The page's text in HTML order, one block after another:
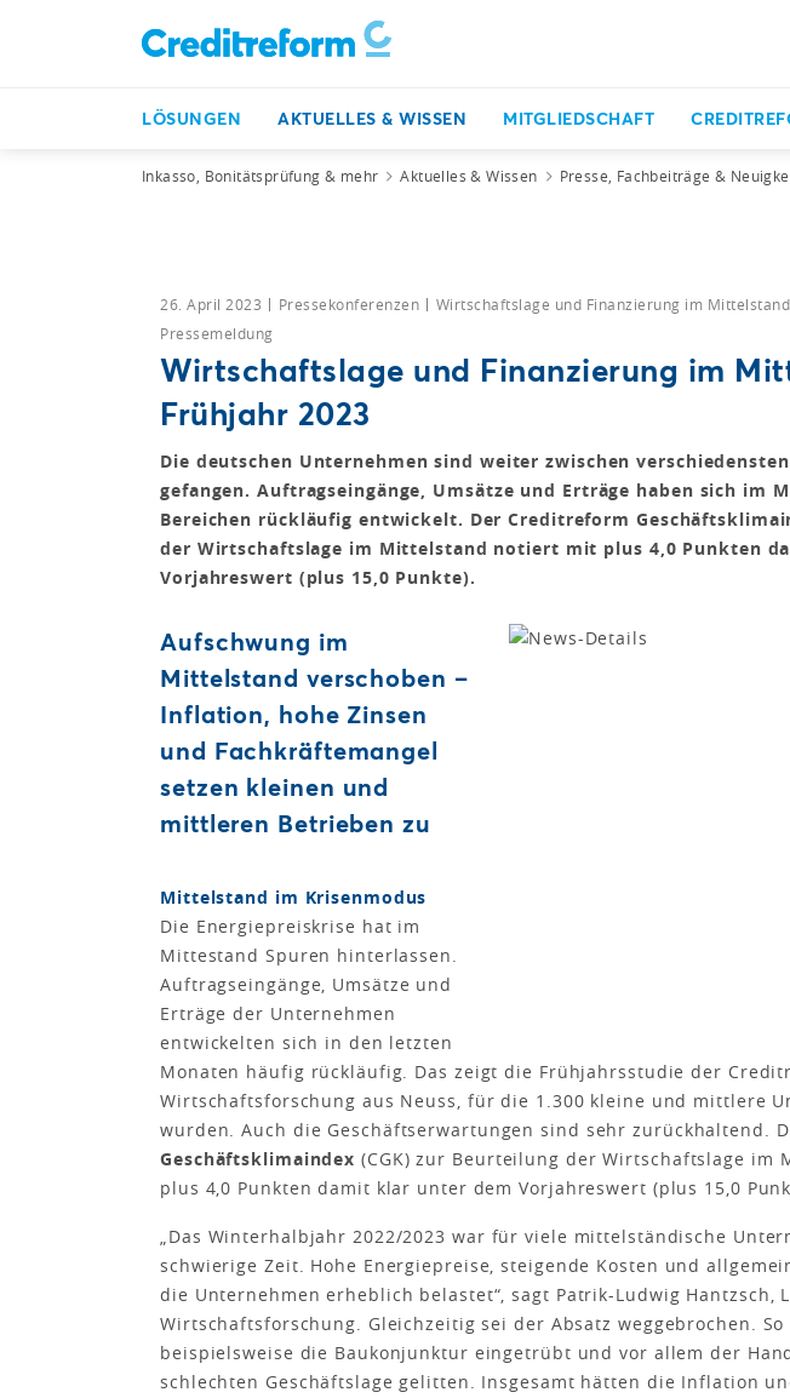
LÖSUNGEN AKTUELLES & WISSEN MITGLIEDSCHAFT
Inkasso, Bonitätsprüfung & mehr Aktuelles & Wissen Presse, Fachbeiträge &
26. April 2023 Pressekonferenzen Wirtschaftslage und Finanzierung im Mittelstand
Pressemeldung
Wirtschaftslage und Finanzierung im
Frühjahr 2023
Die deutschen Unternehmen sind weiter zwischen
gefangen. Auftragseingänge, Umsätze und Erträge haben sich im
Bereichen rückläufig entwickelt. Der Creditreform
der Wirtschaftslage im Mittelstand notiert mit plus 4,0 Punkten
Vorjahreswert (plus 15,0 Punkte).
Aufschwung im
Mittelstand verschoben –
Inflation, hohe Zinsen
und Fachkräftemangel
setzen kleinen und
mittleren Betrieben zu
Mittelstand im Krisenmodus
Die Energiepreiskrise hat im
Mittestand Spuren hinterlassen.
Auftragseingänge, Umsätze und
Erträge der Unternehmen
entwickelten sich in den letzten
Monaten häufig rückläufig. Das zeigt die Frühjahrsstudie der
Wirtschaftsforschung aus Neuss, für die 1.300 kleine und mittlere
wurden. Auch die Geschäftserwartungen sind sehr zurückhaltend.
Geschäftsklimaindex (CGK) zur Beurteilung der Wirtschaftslage
plus 4,0 Punkten damit klar unter dem Vorjahreswert (plus 15,0
„Das Winterhalbjahr 2022/2023 war für viele mittelständische
schwierige Zeit. Hohe Energiepreise, steigende Kosten und
die Unternehmen erheblich belastet“, sagt Patrik-Ludwig Hantzsch,
Wirtschaftsforschung. Gleichzeitig sei der Absatz weggebrochen. So
beispielsweise die Baukonjunktur eingetrübt und vor allem der
schlechten Geschäftslage gelitten. Insgesamt hätten die Inflation